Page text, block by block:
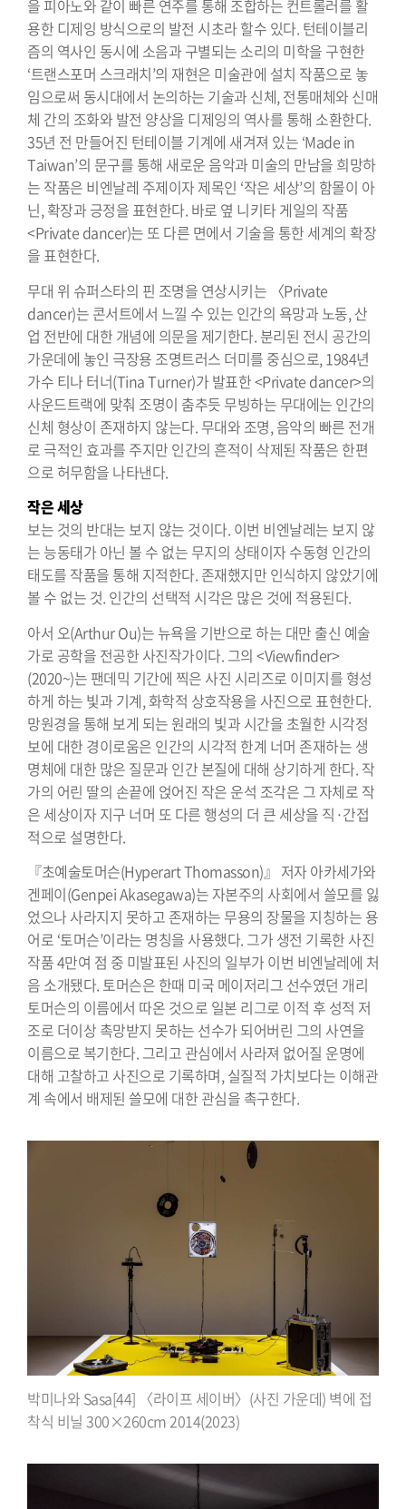
을 피아노와 같이 빠른 연주를 통해 조합하는 컨트롤러를 활
용한 디제잉 방식으로의 발전 시초라 할수 있다. 턴테이블리
즘의 역사인 동시에 소음과 구별되는 소리의 미학을 구현한
‘트랜스포머 스크래치’의 재현은 미술관에 설치 작품으로 놓
임으로써 동시대에서 논의하는 기술과 신체, 전통매체와 신매
체 간의 조화와 발전 양상을 디제잉의 역사를 통해 소환한다.
35년 전 만들어진 턴테이블 기계에 새겨져 있는 ‘Made in
Taiwan’의 문구를 통해 새로운 음악과 미술의 만남을 희망하
는 작품은 비엔날레 주제이자 제목인 ‘작은 세상’의 함몰이 아
닌, 확장과 긍정을 표현한다. 바로 옆 니키타 게일의 작품
<Private dancer)는 또 다른 면에서 기술을 통한 세계의 확장
을 표현한다.
무대 위 슈퍼스타의 핀 조명을 연상시키는 〈Private
dancer)는 콘서트에서 느낄 수 있는 인간의 욕망과 노동, 산
업 전반에 대한 개념에 의문을 제기한다. 분리된 전시 공간의
가운데에 놓인 극장용 조명트러스 더미를 중심으로, 1984년
가수 티나 터너(Tina Turner)가 발표한 <Private dancer>의
사운드트랙에 맞춰 조명이 춤추듯 무빙하는 무대에는 인간의
신체 형상이 존재하지 않는다. 무대와 조명, 음악의 빠른 전개
로 극적인 효과를 주지만 인간의 흔적이 삭제된 작품은 한편
으로 허무함을 나타낸다.
작은 세상
보는 것의 반대는 보지 않는 것이다. 이번 비엔날레는 보지 않
는 능동태가 아닌 볼 수 없는 무지의 상태이자 수동형 인간의
태도를 작품을 통해 지적한다. 존재했지만 인식하지 않았기에
볼 수 없는 것. 인간의 선택적 시각은 많은 것에 적용된다.
아서 오(Arthur Ou)는 뉴욕을 기반으로 하는 대만 출신 예술
가로 공학을 전공한 사진작가이다. 그의 <Viewfinder>
(2020~)는 팬데믹 기간에 찍은 사진 시리즈로 이미지를 형성
하게 하는 빛과 기계, 화학적 상호작용을 사진으로 표현한다.
망원경을 통해 보게 되는 원래의 빛과 시간을 초월한 시각정
보에 대한 경이로움은 인간의 시각적 한계 너머 존재하는 생
명체에 대한 많은 질문과 인간 본질에 대해 상기하게 한다. 작
가의 어린 딸의 손끝에 얹어진 작은 운석 조각은 그 자체로 작
은 세상이자 지구 너머 또 다른 행성의 더 큰 세상을 직·간접
적으로 설명한다.
『초예술토머슨(Hyperart Thomasson)』 저자 아카세가와
겐페이(Genpei Akasegawa)는 자본주의 사회에서 쓸모를 잃
었으나 사라지지 못하고 존재하는 무용의 장물을 지칭하는 용
어로 ‘토머슨’이라는 명칭을 사용했다. 그가 생전 기록한 사진
작품 4만여 점 중 미발표된 사진의 일부가 이번 비엔날레에 처
음 소개됐다. 토머슨은 한때 미국 메이저리그 선수였던 개리
토머슨의 이름에서 따온 것으로 일본 리그로 이적 후 성적 저
조로 더이상 촉망받지 못하는 선수가 되어버린 그의 사연을
이름으로 복기한다. 그리고 관심에서 사라져 없어질 운명에
대해 고찰하고 사진으로 기록하며, 실질적 가치보다는 이해관
계 속에서 배제된 쓸모에 대한 관심을 촉구한다.
박미나와 Sasa[44] 〈라이프 세이버〉(사진 가운데) 벽에 접
착식 비닐 300×260cm 2014(2023)